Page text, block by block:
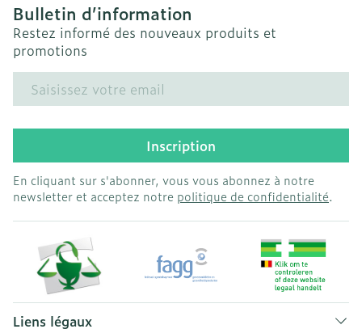
Bulletin d’information
Restez informé des nouveaux produits et
promotions
Adresse mail
Inscription
En cliquant sur s'abonner, vous vous abonnez à notre
newsletter et acceptez notre politique de confidentialité.
Liens légaux